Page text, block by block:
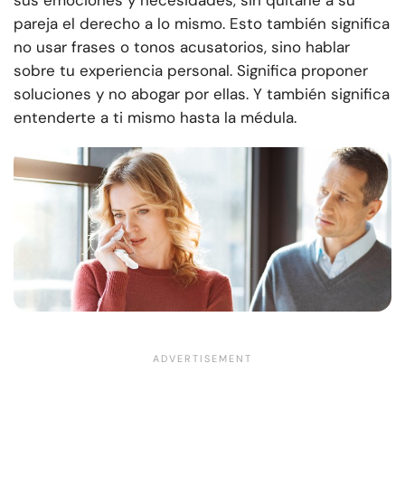
pareja el derecho a lo mismo. Esto también significa
no usar frases o tonos acusatorios, sino hablar
sobre tu experiencia personal. Significa proponer
soluciones y no abogar por ellas. Y también significa
entenderte a ti mismo hasta la médula.